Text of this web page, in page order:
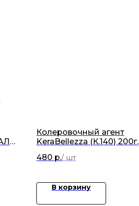
Колеровочный агент
KeraBellezza (К.140) 200г.
480 р.
В корзину